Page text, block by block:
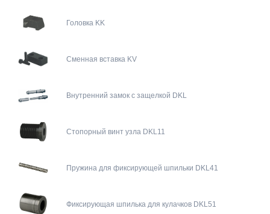
Головка KK
Сменная вставка KV
Внутренний замок с защелкой DKL
Стопорный винт узла DKL11
Пружина для фиксирующей шпильки DKL41
Фиксирующая шпилька для кулачков DKL51